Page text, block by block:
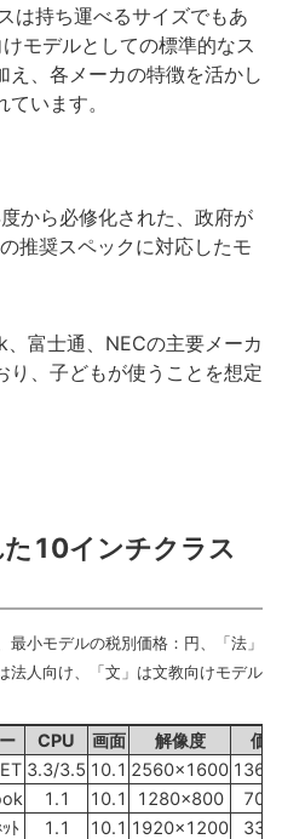
は持ち運べるサイズでもあ
モデルとしての標準的なス
、各メーカの特徴を活かし
います。
から必修化された、政府が
推奨スペックに対応したモ
富士通、NECの主要メーカ
り、子どもが使うことを想定
10インチクラス
小モデルの税別価格：円、「法」
法人向け、「文」は文教向けモデル
CPU 画面 解像度
価
3.3/3.5 10.1 2560×1600
1.1 10.1 1280×800
ﾄ 1.1 10.1 1920×1200